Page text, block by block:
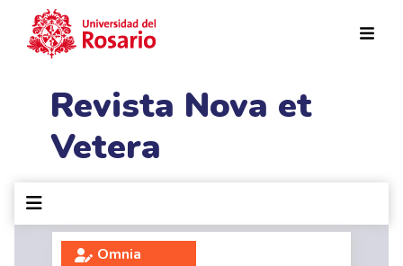
Revista Nova et
Vetera
Omnia